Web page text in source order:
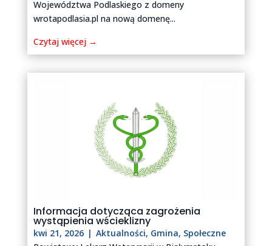
Województwa Podlaskiego z domeny
wrotapodlasia.pl na nową domenę...
Czytaj więcej →
Informacja dotycząca zagrożenia
wystąpienia wścieklizny
kwi 21, 2026 | Aktualności, Gmina, Społeczne